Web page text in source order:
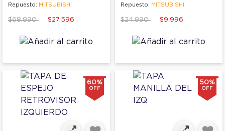
Repuesto: MITSUBISHI
Price reduced from
$68.990to $27.596
Repuesto: MITSUBISHI
Price reduced from
$24.990to $9.996
60%
OFF
50%
OFF